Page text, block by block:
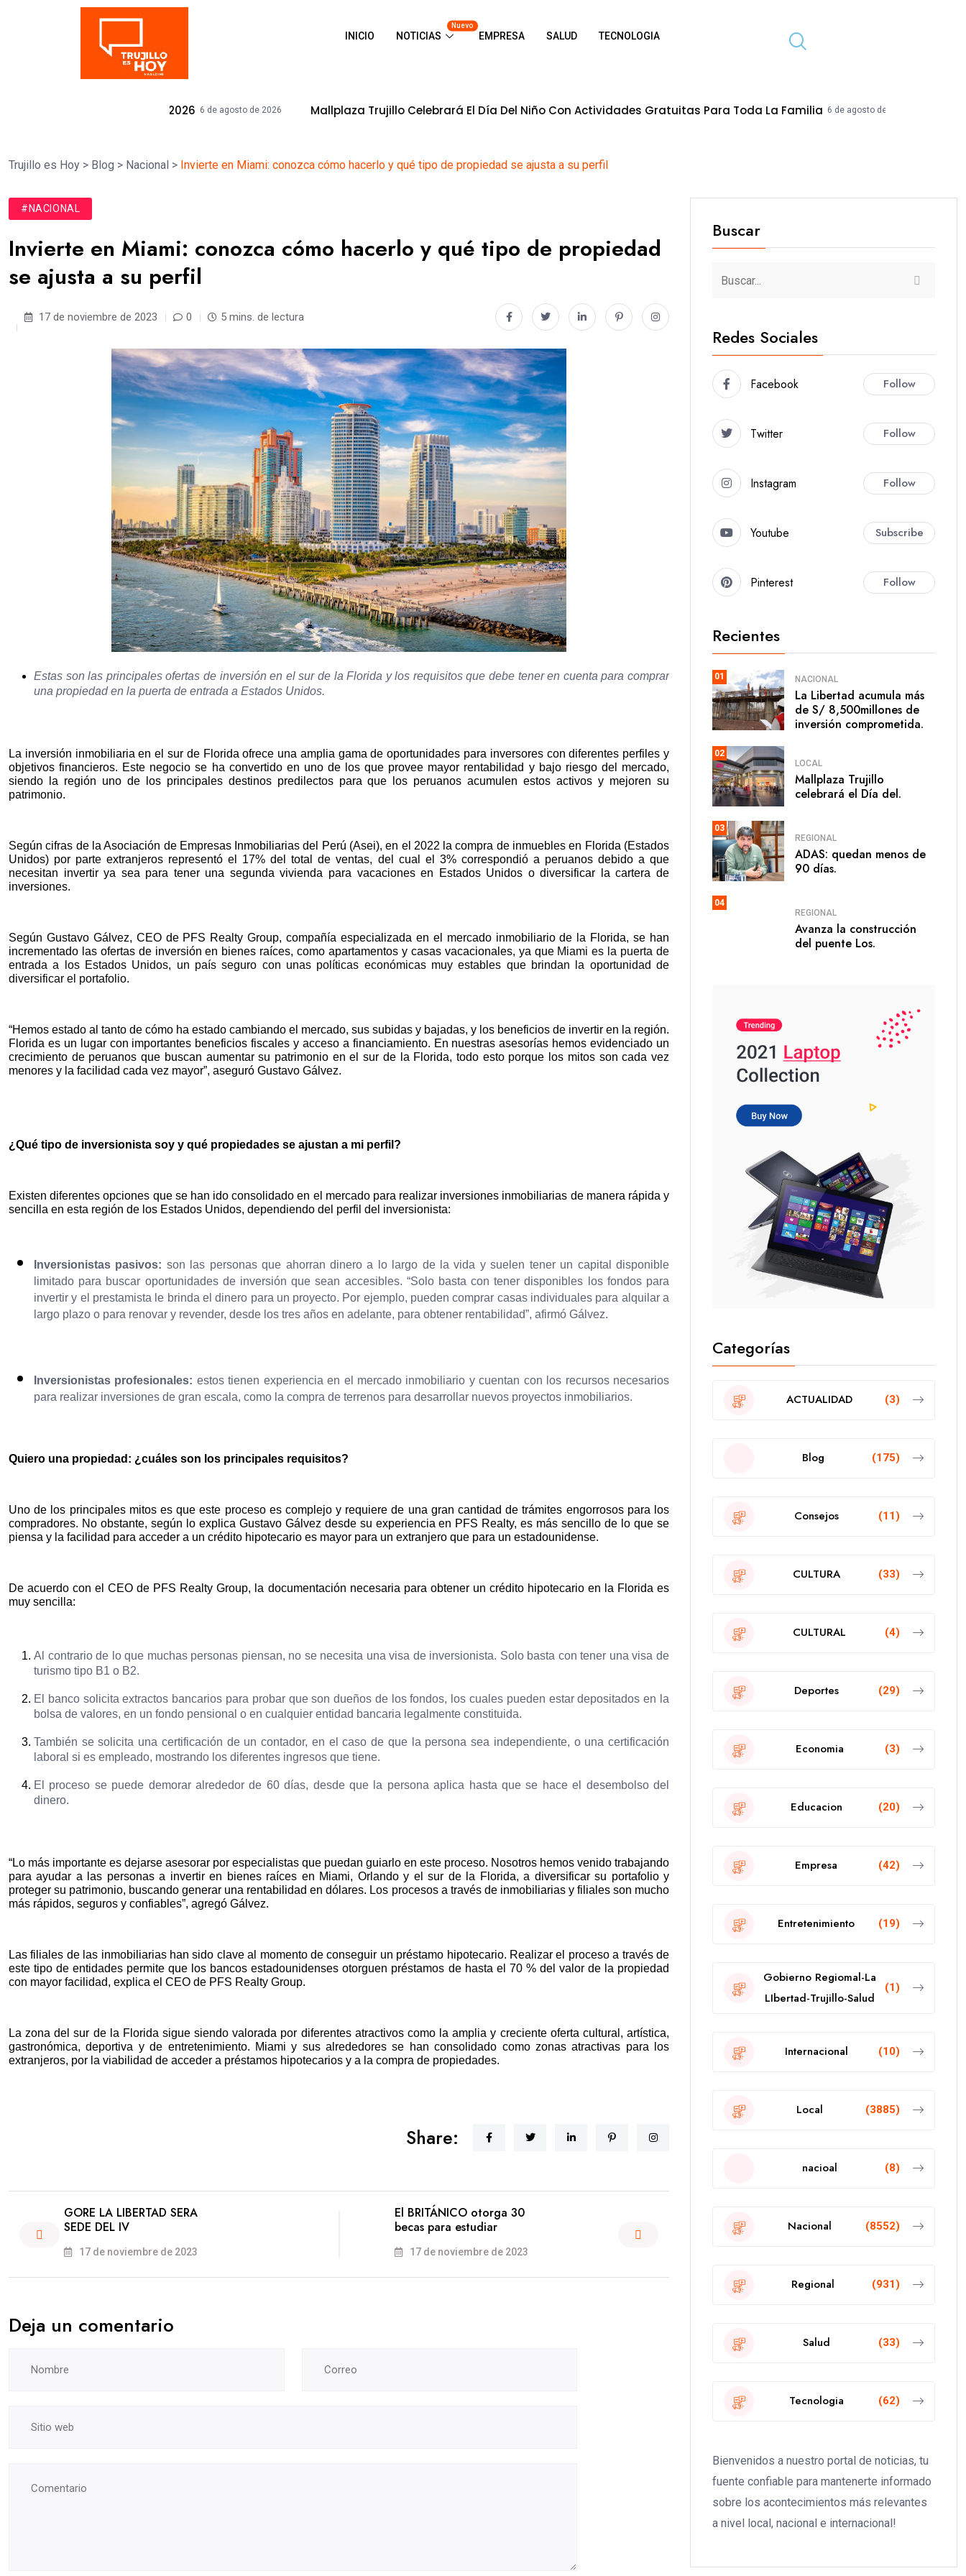
INICIO NOTICIAS
Nuevo
EMPRESA SALUD TECNOLOGIA
6 de agosto de 2026 Mallplaza Trujillo Celebrará El Día Del Niño Con Actividades Gratuitas Para Toda La Familia 6 de agosto de 2026 ADAS: Quedan
Trujillo es Hoy > Blog > Nacional > Invierte en Miami: conozca cómo hacerlo y qué tipo de propiedad se ajusta a su perfil
#NACIONAL
Invierte en Miami: conozca cómo hacerlo y qué tipo de propiedad
se ajusta a su perfil
17 de noviembre de 2023 0 5 mins. de lectura
Estas son las principales ofertas de inversión en el sur de la Florida y los requisitos que debe tener en cuenta para comprar
una propiedad en la puerta de entrada a Estados Unidos.
La inversión inmobiliaria en el sur de Florida ofrece una amplia gama de oportunidades para inversores con diferentes perfiles y
objetivos financieros. Este negocio se ha convertido en uno de los que provee mayor rentabilidad y bajo riesgo del mercado,
siendo la región uno de los principales destinos predilectos para que los peruanos acumulen estos activos y mejoren su
patrimonio.
Según cifras de la Asociación de Empresas Inmobiliarias del Perú (Asei), en el 2022 la compra de inmuebles en Florida (Estados
Unidos) por parte extranjeros representó el 17% del total de ventas, del cual el 3% correspondió a peruanos debido a que
necesitan invertir ya sea para tener una segunda vivienda para vacaciones en Estados Unidos o diversificar la cartera de
inversiones.
Según Gustavo Gálvez, CEO de PFS Realty Group, compañía especializada en el mercado inmobiliario de la Florida, se han
incrementado las ofertas de inversión en bienes raíces, como apartamentos y casas vacacionales, ya que Miami es la puerta de
entrada a los Estados Unidos, un país seguro con unas políticas económicas muy estables que brindan la oportunidad de
diversificar el portafolio.
“Hemos estado al tanto de cómo ha estado cambiando el mercado, sus subidas y bajadas, y los beneficios de invertir en la región.
Florida es un lugar con importantes beneficios fiscales y acceso a financiamiento. En nuestras asesorías hemos evidenciado un
crecimiento de peruanos que buscan aumentar su patrimonio en el sur de la Florida, todo esto porque los mitos son cada vez
menores y la facilidad cada vez mayor”, aseguró Gustavo Gálvez.
¿Qué tipo de inversionista soy y qué propiedades se ajustan a mi perfil?
Existen diferentes opciones que se han ido consolidado en el mercado para realizar inversiones inmobiliarias de manera rápida y
sencilla en esta región de los Estados Unidos, dependiendo del perfil del inversionista:
Inversionistas pasivos: son las personas que ahorran dinero a lo largo de la vida y suelen tener un capital disponible
limitado para buscar oportunidades de inversión que sean accesibles. “Solo basta con tener disponibles los fondos para
invertir y el prestamista le brinda el dinero para un proyecto. Por ejemplo, pueden comprar casas individuales para alquilar a
largo plazo o para renovar y revender, desde los tres años en adelante, para obtener rentabilidad”, afirmó Gálvez.
Inversionistas profesionales: estos tienen experiencia en el mercado inmobiliario y cuentan con los recursos necesarios
para realizar inversiones de gran escala, como la compra de terrenos para desarrollar nuevos proyectos inmobiliarios.
Quiero una propiedad: ¿cuáles son los principales requisitos?
Uno de los principales mitos es que este proceso es complejo y requiere de una gran cantidad de trámites engorrosos para los
compradores. No obstante, según lo explica Gustavo Gálvez desde su experiencia en PFS Realty, es más sencillo de lo que se
piensa y la facilidad para acceder a un crédito hipotecario es mayor para un extranjero que para un estadounidense.
De acuerdo con el CEO de PFS Realty Group, la documentación necesaria para obtener un crédito hipotecario en la Florida es
muy sencilla:
Al contrario de lo que muchas personas piensan, no se necesita una visa de inversionista. Solo basta con tener una visa de
turismo tipo B1 o B2.
El banco solicita extractos bancarios para probar que son dueños de los fondos, los cuales pueden estar depositados en la
bolsa de valores, en un fondo pensional o en cualquier entidad bancaria legalmente constituida.
También se solicita una certificación de un contador, en el caso de que la persona sea independiente, o una certificación
laboral si es empleado, mostrando los diferentes ingresos que tiene.
El proceso se puede demorar alrededor de 60 días, desde que la persona aplica hasta que se hace el desembolso del
dinero.
“Lo más importante es dejarse asesorar por especialistas que puedan guiarlo en este proceso. Nosotros hemos venido trabajando
para ayudar a las personas a invertir en bienes raíces en Miami, Orlando y el sur de la Florida, a diversificar su portafolio y
proteger su patrimonio, buscando generar una rentabilidad en dólares. Los procesos a través de inmobiliarias y filiales son mucho
más rápidos, seguros y confiables”, agregó Gálvez.
Las filiales de las inmobiliarias han sido clave al momento de conseguir un préstamo hipotecario. Realizar el proceso a través de
este tipo de entidades permite que los bancos estadounidenses otorguen préstamos de hasta el 70 % del valor de la propiedad
con mayor facilidad, explica el CEO de PFS Realty Group.
La zona del sur de la Florida sigue siendo valorada por diferentes atractivos como la amplia y creciente oferta cultural, artística,
gastronómica, deportiva y de entretenimiento. Miami y sus alrededores se han consolidado como zonas atractivas para los
extranjeros, por la viabilidad de acceder a préstamos hipotecarios y a la compra de propiedades.
Share:
GORE LA LIBERTAD SERA
SEDE DEL IV
17 de noviembre de 2023
El BRITÁNICO otorga 30
becas para estudiar
17 de noviembre de 2023
Deja un comentario
Buscar
Redes Sociales
Facebook Follow
Twitter Follow
Instagram Follow
Youtube Subscribe
Pinterest Follow
Recientes
01 NACIONAL
La Libertad acumula más
de S/ 8,500millones de
inversión comprometida.
02
LOCAL
Mallplaza Trujillo
celebrará el Día del.
03
REGIONAL
ADAS: quedan menos de
90 días.
04
REGIONAL
Avanza la construcción
del puente Los.
Categorías
ACTUALIDAD (3)
Blog (175)
Consejos (11)
CULTURA (33)
CULTURAL (4)
Deportes (29)
Economia (3)
Educacion (20)
Empresa (42)
Entretenimiento (19)
Gobierno Regiomal-La
LIbertad-Trujillo-Salud
(1)
Internacional (10)
Local (3885)
nacioal (8)
Nacional (8552)
Regional (931)
Salud (33)
Tecnologia (62)
Bienvenidos a nuestro portal de noticias, tu
fuente confiable para mantenerte informado
sobre los acontecimientos más relevantes
a nivel local, nacional e internacional!